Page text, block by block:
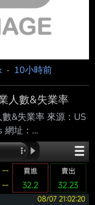
檔跌到500元，還不
勢
· 10小時前
人數&失業率
&失業率 來源：US
址：
美國7月非農就業
公布5.7萬） 預期8.0
業率 前值 4.2% 預
，升息機會降低，
Sent from JPTT